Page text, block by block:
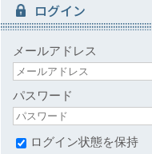
ログイン
メールアドレス
パスワード
ログイン状態を保持